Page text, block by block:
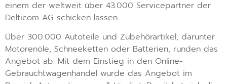
einem der weltweit über 43.000 Servicepartner der
Delticom AG schicken lassen.
Über 300.000 Autoteile und Zubehörartikel, darunter
Motorenöle, Schneeketten oder Batterien, runden das
Angebot ab. Mit dem Einstieg in den Online-
Gebrauchtwagenhandel wurde das Angebot im